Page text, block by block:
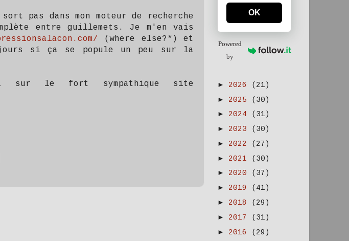
pas dans mon moteur de recherche
entre guillemets. Je m'en vais
(where else?*) et
si ça se popule un peu sur la
sur le fort sympathique site
OK
Powered
by
► 2026
(21)
► 2025
(30)
► 2024
(31)
► 2023
(30)
► 2022
(27)
► 2021
(30)
► 2020
(37)
► 2019
(41)
► 2018
(29)
► 2017
(31)
► 2016
(29)